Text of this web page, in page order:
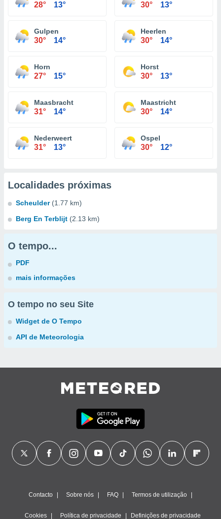
28° 13° 30° 13°
Gulpen
30° 14°
Heerlen
30° 14°
Horn
27° 15°
Horst
30° 13°
Maasbracht
31° 14°
Maastricht
30° 14°
Nederweert
31° 13°
Ospel
30° 12°
Localidades próximas
Scheulder (1.77 km)
Berg En Terblijt (2.13 km)
O tempo...
PDF
mais informações
O tempo no seu Site
Widget de O Tempo
API de Meteorologia
Contacto Sobre nós FAQ Termos de utilização
Cookies Política de privacidade Definições de privacidade